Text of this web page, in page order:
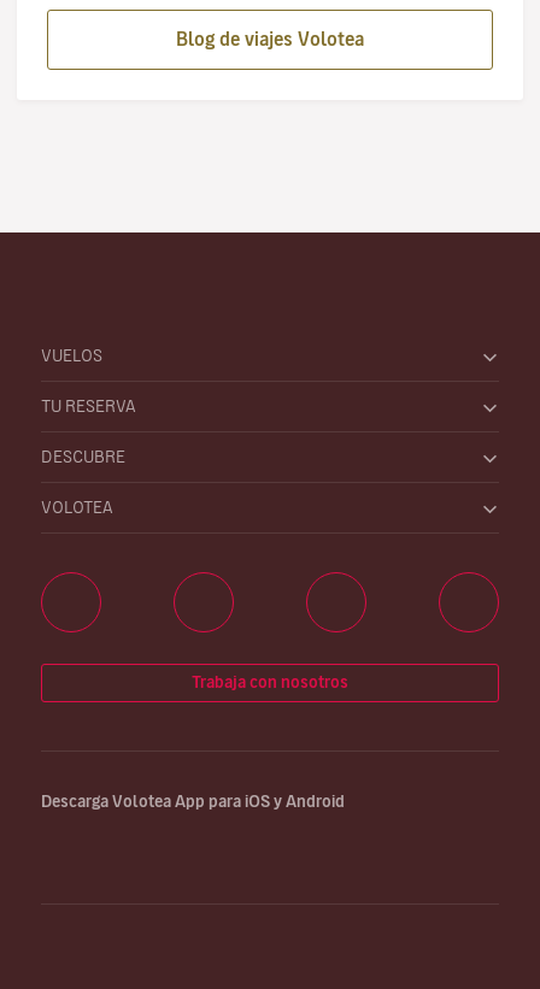
Blog de viajes Volotea
VUELOS
TU RESERVA
DESCUBRE
VOLOTEA
Trabaja con nosotros
Descarga Volotea App para iOS y Android